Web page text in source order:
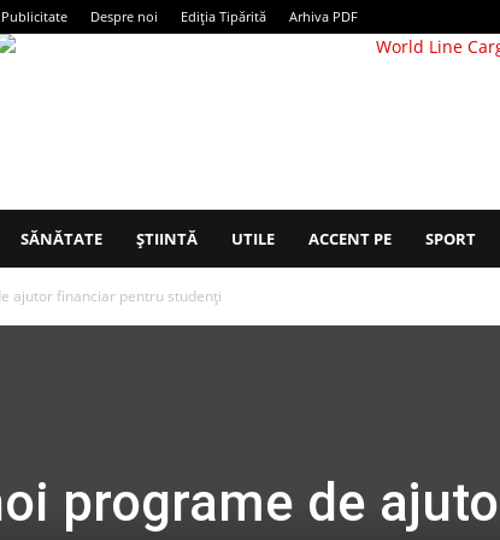
Publicitate Despre noi Ediția Tipărită Arhiva PDF
SĂNĂTATE ȘTIINTĂ UTILE ACCENT PE SPORT
ajutor financiar pentru studenți
programe de